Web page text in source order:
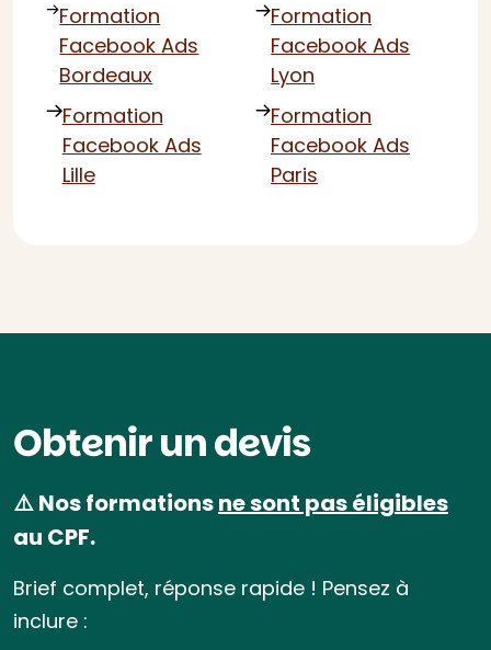
Formation
Facebook Ads
Bordeaux
Formation
Facebook Ads
Lille
Formation
Facebook Ads
Lyon
Formation
Facebook Ads
Paris
Obtenir un devis
⚠️ Nos formationsne sont pas éligibles
au CPF.
Brief complet, réponse rapide ! Pensez à
inclure :